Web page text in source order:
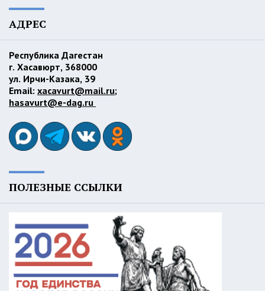
АДРЕС
Республика Дагестан
г. Хасавюрт, 368000
ул. Ирчи-Казака, 39
Email: xacavurt@mail.ru;
hasavurt@e-dag.ru
ПОЛЕЗНЫЕ ССЫЛКИ